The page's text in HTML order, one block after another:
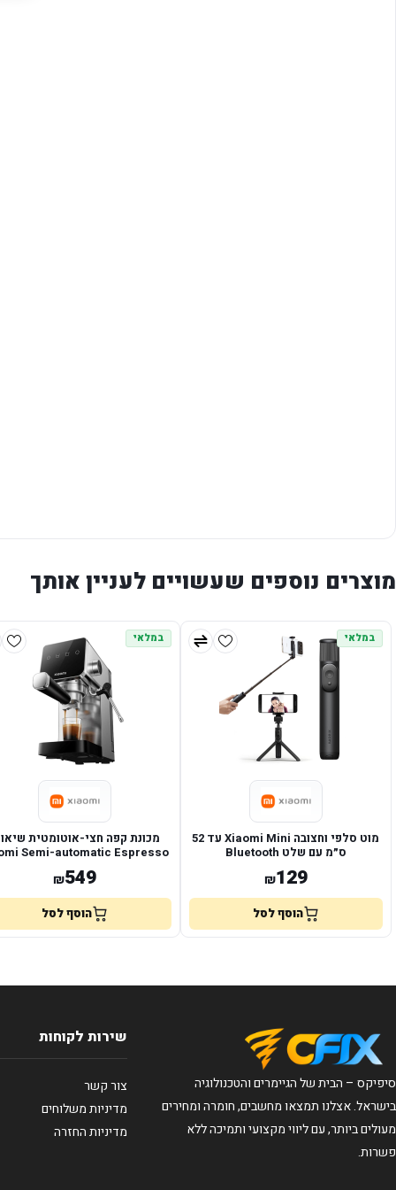
מוצרים נוספים שעשויים לעניין אותך
במלאי
מוט סלפי וחצובה Xiaomi Mini עד 52
ס״מ עם שלט Bluetooth
₪129
הוסף לסל
במלאי
מכונת קפה חצי-אוטומטית
Semi-automatic Espresso
Machine
₪549
הוסף לסל
סיפיקס – הבית של הגיימרים והטכנולוגיה
בישראל. אצלנו תמצאו מחשבים, חומרה ומחירים
מעולים ביותר, עם ליווי מקצועי ותמיכה ללא
פשרות.
שירות לקוחות
צור קשר
מדיניות משלוחים
מדיניות החזרה